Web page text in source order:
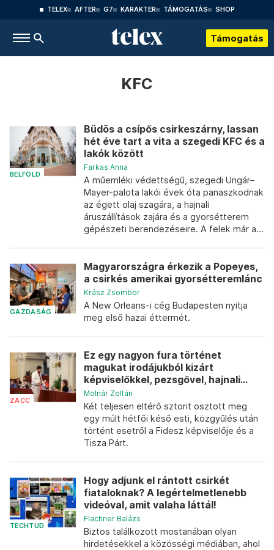
TELEX AFTER G7 KARAKTER TÁMOGATÁS SHOP
Támogatás
KFC
BELFÖLD
Büdös a csípős csirkeszárny, lassan
hét éve tart a vita a szegedi KFC és a
lakók között
Farkas Anna
A műemléki védettségű, szegedi Ungár–
Mayer-palota lakói évek óta panaszkodnak
az égett olaj szagára, a hajnali
áruszállítások zajára és a gyorsétterem
gépészeti berendezéseire. A felek már a...
GAZDASÁG
Magyarországra érkezik a Popeyes,
a csirkés amerikai gyorsétteremlánc
Krász Zsombor
A New Orleans-i cég Budapesten nyitja
meg első hazai éttermét.
ZACC
Ez egy nagyon fura történet
magukat irodájukból kizárt
képviselőkkel, pezsgővel, hajnali...
Molnár Zoltán
Két teljesen eltérő sztorit osztott meg
egy múlt hétfői késő esti, közgyűlés után
történt esetről a Fidesz képviselője és a
Tisza Párt.
TECHTUD
Hogy adjunk el rántott csirkét
fiataloknak? A legértelmetlenebb
videóval, amit valaha láttál!
Flachner Balázs
Biztos találkozott mostanában olyan
hirdetésekkel a közösségi médiában, ahol